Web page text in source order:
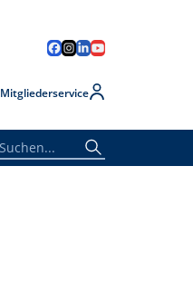
Mitgliederservice